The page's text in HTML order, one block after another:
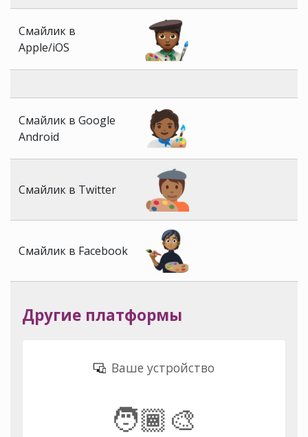
Смайлик в
Apple/iOS
Смайлик в Google
Android
Смайлик в Twitter
Смайлик в Facebook
Другие платформы
Ваше устройство
🧑🏾‍🎨